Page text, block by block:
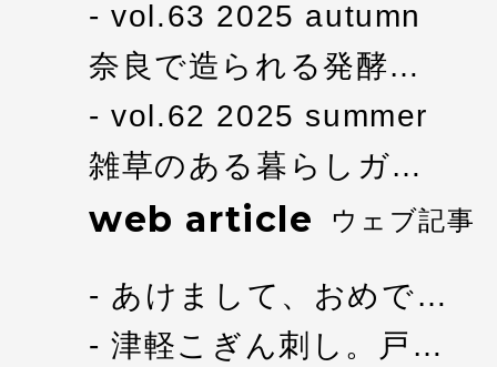
vol.63 2025 autumn
奈良で造られる発酵…
vol.62 2025 summer
雑草のある暮らしガ…
web article ウェブ記事
あけまして、おめで…
津軽こぎん刺し。戸…